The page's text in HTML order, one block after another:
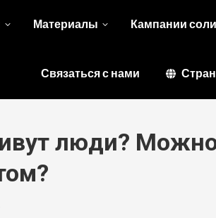
Материалы Кампании
Связаться с нами
люди?